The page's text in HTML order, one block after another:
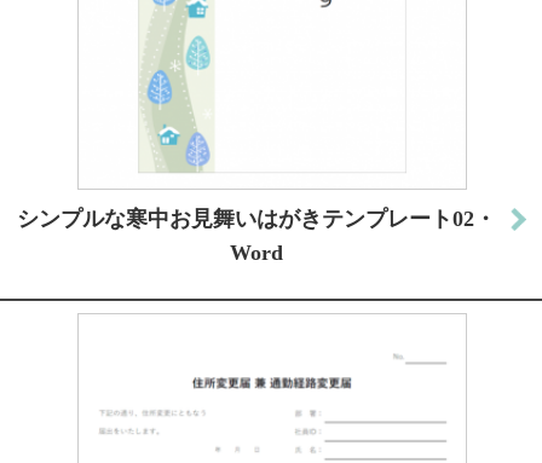
シンプルな寒中お見舞いはがきテンプレート02・
Word